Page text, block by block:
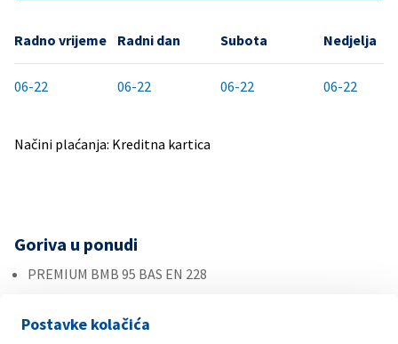
Postavke kolačića
Radno vrijeme Radni dan Subota Nedjelja
06-22 06-22 06-22 06-22
Načini plaćanja: Kreditna kartica
Goriva u ponudi
PREMIUM BMB 95 BAS EN 228
DIZEL BAS EN 590 10ppm class